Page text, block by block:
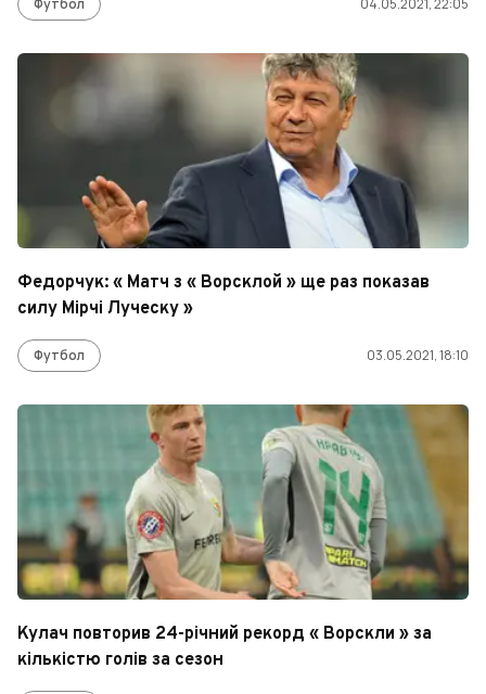
Футбол 04.05.2021, 22:05
Федорчук: « Матч з « Ворсклой » ще раз показав
силу Мірчі Луческу »
Футбол 03.05.2021, 18:10
Кулач повторив 24-річний рекорд « Ворскли » за
кількістю голів за сезон